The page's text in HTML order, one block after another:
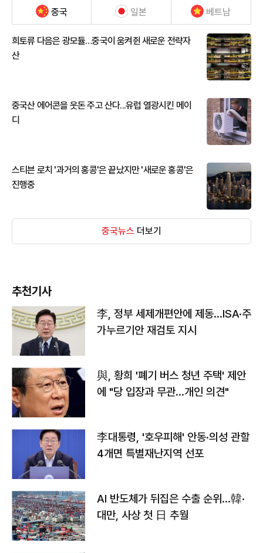
중국 일본 베트남
희토류 다음은 광모듈…중국이 움켜쥔 새로운 전략자
산
중국산 에어콘을 웃돈 주고 산다...유럽 열광시킨 메이
디
스티븐 로치 '과거의 홍콩'은 끝났지만 '새로운 홍콩'은
진행중
중국뉴스 더보기
추천기사
李, 정부 세제개편안에 제동…ISA·주
가누르기안 재검토 지시
與, 황희 '폐기 버스 청년 주택' 제안
에 "당 입장과 무관…개인 의견"
李대통령, '호우피해' 안동·의성 관할
4개면 특별재난지역 선포
AI 반도체가 뒤집은 수출 순위…韓·
대만, 사상 첫 日 추월